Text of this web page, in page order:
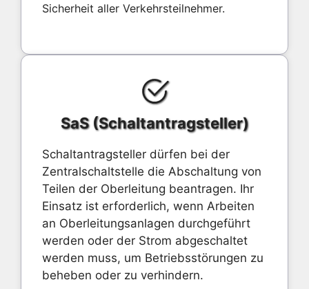
Sicherheit aller Verkehrsteilnehmer.
SaS (Schaltantragsteller)
Schaltantragsteller dürfen bei der
Zentralschaltstelle die Abschaltung von
Teilen der Oberleitung beantragen. Ihr
Einsatz ist erforderlich, wenn Arbeiten
an Oberleitungsanlagen durchgeführt
werden oder der Strom abgeschaltet
werden muss, um Betriebsstörungen zu
beheben oder zu verhindern.